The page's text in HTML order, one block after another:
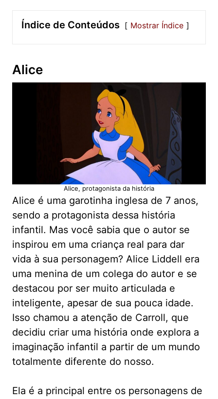
Índice de Conteúdos Mostrar Índice
Alice
Alice, protagonista da história
Alice é uma garotinha inglesa de 7 anos,
sendo a protagonista dessa história
infantil. Mas você sabia que o autor se
inspirou em uma criança real para dar
vida à sua personagem? Alice Liddell era
uma menina de um colega do autor e se
destacou por ser muito articulada e
inteligente, apesar de sua pouca idade.
Isso chamou a atenção de Carroll, que
decidiu criar uma história onde explora a
imaginação infantil a partir de um mundo
totalmente diferente do nosso.
Ela é a principal entre os personagens de